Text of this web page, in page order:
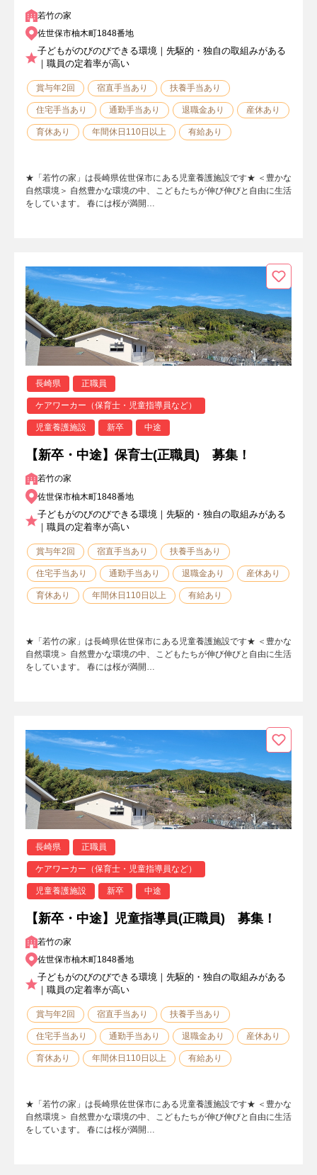
若竹の家
佐世保市柚木町1848番地
子どもがのびのびできる環境｜先駆的・独自の取組みがある
｜職員の定着率が高い
賞与年2回 宿直手当あり 扶養手当あり
住宅手当あり 通勤手当あり 退職金あり 産休あり
育休あり 年間休日110日以上 有給あり
★「若竹の家」は長崎県佐世保市にある児童養護施設です★ ＜豊かな
自然環境＞ 自然豊かな環境の中、こどもたちが伸び伸びと自由に生活
をしています。 春には桜が満開…
長崎県 正職員
ケアワーカー（保育士・児童指導員など）
児童養護施設 新卒 中途
【新卒・中途】保育士(正職員) 募集！
若竹の家
佐世保市柚木町1848番地
子どもがのびのびできる環境｜先駆的・独自の取組みがある
｜職員の定着率が高い
賞与年2回 宿直手当あり 扶養手当あり
住宅手当あり 通勤手当あり 退職金あり 産休あり
育休あり 年間休日110日以上 有給あり
★「若竹の家」は長崎県佐世保市にある児童養護施設です★ ＜豊かな
自然環境＞ 自然豊かな環境の中、こどもたちが伸び伸びと自由に生活
をしています。 春には桜が満開…
長崎県 正職員
ケアワーカー（保育士・児童指導員など）
児童養護施設 新卒 中途
【新卒・中途】児童指導員(正職員) 募集！
若竹の家
佐世保市柚木町1848番地
子どもがのびのびできる環境｜先駆的・独自の取組みがある
｜職員の定着率が高い
賞与年2回 宿直手当あり 扶養手当あり
住宅手当あり 通勤手当あり 退職金あり 産休あり
育休あり 年間休日110日以上 有給あり
★「若竹の家」は長崎県佐世保市にある児童養護施設です★ ＜豊かな
自然環境＞ 自然豊かな環境の中、こどもたちが伸び伸びと自由に生活
をしています。 春には桜が満開…